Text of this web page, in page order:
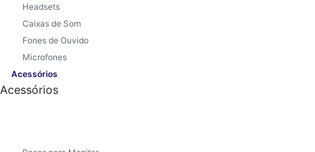
Headsets
Caixas de Som
Fones de Ouvido
Microfones
Acessórios
Acessórios